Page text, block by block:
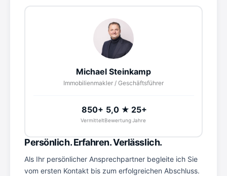
Michael Steinkamp
Immobilienmakler / Geschäftsführer
850+
Vermittelt
5,0 ★
Bewertung
25+
Jahre
Persönlich. Erfahren. Verlässlich.
Als Ihr persönlicher Ansprechpartner begleite ich Sie
vom ersten Kontakt bis zum erfolgreichen Abschluss.